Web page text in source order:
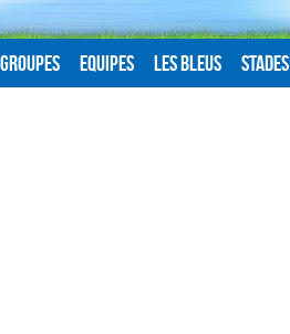
Groupes Equipes Les Bleus Stades